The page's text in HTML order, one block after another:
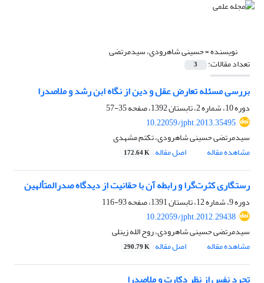
نویسنده =حسینی شاهرودی، سیدمرتضی
تعداد مقالات: 3
بررسی مسئله تعارض عقل و دین از نگاه ابن رشد و ملاصدرا
دوره 10، شماره 2، تابستان 1392، صفحه
35-57
10.22059/jpht.2013.35495
سیدمرتضی حسینی شاهرودی، تکتم مشهدی
مشاهده مقاله
اصل مقاله 172.64 K
رستگاری کثرت‌گرا و رابطه آن با حقانیت از دیدگاه صدرالمتألهین
دوره 9، شماره 12، تابستان 1391، صفحه
93-116
10.22059/jpht.2012.29438
سیدمرتضی حسینی شاهرودی، روح الله زینلی
مشاهده مقاله
اصل مقاله 290.79 K